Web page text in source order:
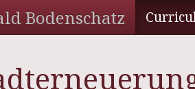
Bodenschatz